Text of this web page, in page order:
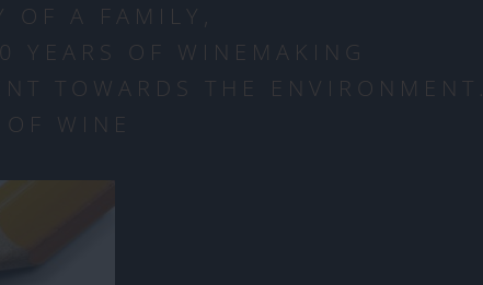
OF A FAMILY,
YEARS OF WINEMAKING
TOWARDS THE ENVIRONMENT.
WINE